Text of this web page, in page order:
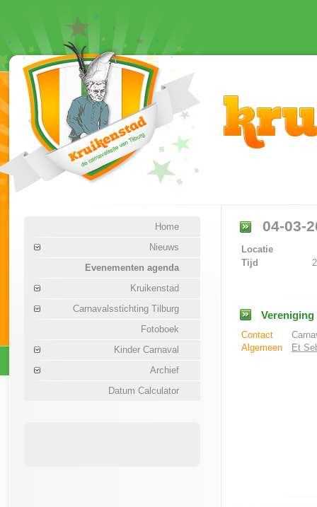
Home
Nieuws
Evenementen agenda
Kruikenstad
Carnavalsstichting Tilburg
Fotoboek
Kinder Carnaval
Archief
Datum Calculator
04-03-
Locatie
Tijd
Vereniging
Contact
Algemeen
Et